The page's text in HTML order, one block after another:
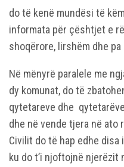
do të kenë mundësi të
informata për çështjet e
shoqërore, lirshëm dhe pa
Në mënyrë paralele me
dy komunat, do të
qytetareve dhe
dhe në vende tjera në ato
Civilit do të hap edhe
ku do t’i njoftojnë njerëzit